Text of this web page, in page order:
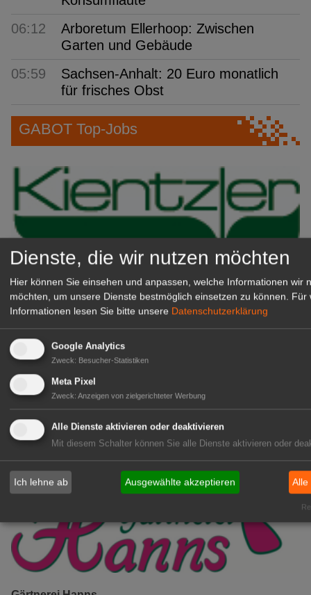
06:12
Arboretum Ellerhoop: Zwischen
Garten und Gebäude
05:59
Sachsen-Anhalt: 20 Euro monatlich
für frisches Obst
GABOT Top-Jobs
Kientzler Jungpflanzen GmbH
& Co KG
Gärtner im Zierpflanzenbau
(Geselle/Meister/Techniker)
Gensingen
zur Stellenanzeige
Dienste, die wir nutzen möchten
Hier können Sie einsehen und anpassen, welche Informationen wir
möchten, um unsere Dienste bestmöglich einsetzen zu können.
Für
Informationen lesen Sie bitte unsere Datenschutzerklärung
Google Analytics
Zweck: Besucher-Statistiken
Meta Pixel
Zweck: Anzeigen von zielgerichteter Werbung
Alle Dienste aktivieren oder deaktivieren
Mit diesem Schalter können Sie alle Dienste aktivieren oder
Ich lehne ab Ausgewählte akzeptieren Alle